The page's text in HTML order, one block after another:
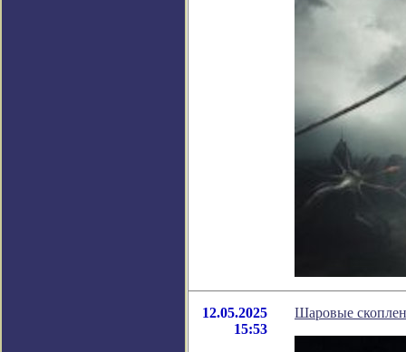
12.05.2025
15:53
Шаровые